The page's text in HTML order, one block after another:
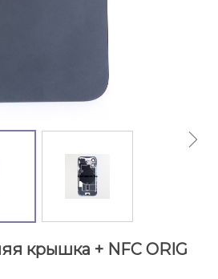
крышка + NFC ORIG